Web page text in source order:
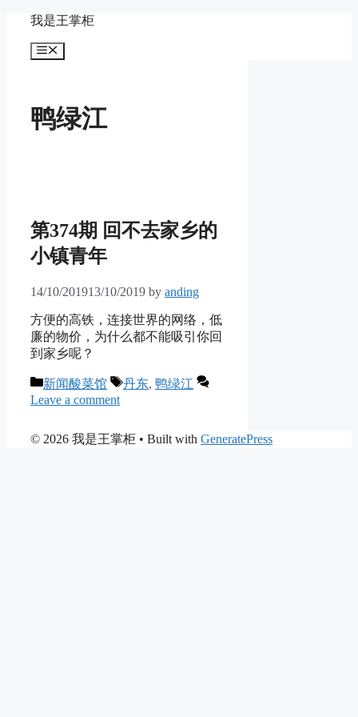
content
我是王掌柜
Menu
鸭绿江
第374期 回不去家乡的
小镇青年
14/10/201913/10/2019 by anding
方便的高铁，连接世界的网络，低
廉的物价，为什么都不能吸引你回
到家乡呢？
Categories
新闻酸菜馆 Tags
丹东, 鸭绿江
Leave a comment
© 2026 我是王掌柜 • Built with GeneratePress